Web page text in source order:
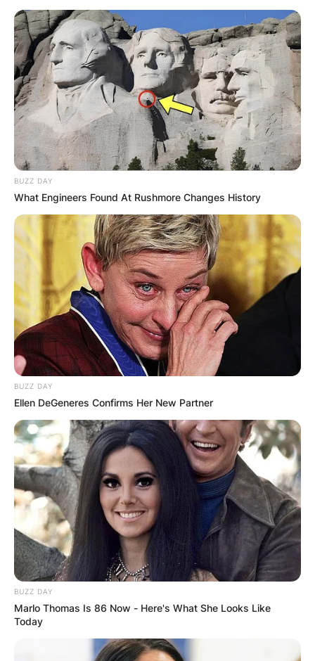
Македонија
НАЈБАРАНИ
СМЕСТУВАЊА
Најбарано на Гладиатор
БЛОГ
BUZZ DAY
What Engineers Found At Rushmore Changes History
BUZZ DAY
Ellen DeGeneres Confirms Her New Partner
BUZZ DAY
Marlo Thomas Is 86 Now - Here's What She Looks Like
Today